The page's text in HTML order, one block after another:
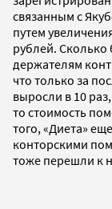
связанным с
путем
рублей. Сколько
держателям
что только за
выросли в 10
то стоимость
того, «Диета»
конторскими
тоже перешли к